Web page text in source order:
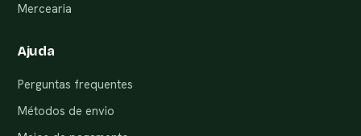
Mercearia
Ajuda
Perguntas frequentes
Métodos de envio